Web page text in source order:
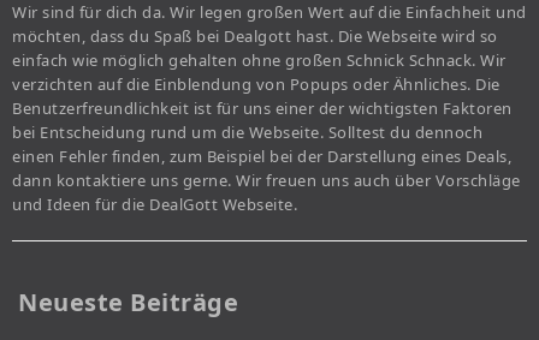
Wir sind für dich da. Wir legen großen Wert auf die Einfachheit und
möchten, dass du Spaß bei Dealgott hast. Die Webseite wird so
einfach wie möglich gehalten ohne großen Schnick Schnack. Wir
verzichten auf die Einblendung von Popups oder Ähnliches. Die
Benutzerfreundlichkeit ist für uns einer der wichtigsten Faktoren
bei Entscheidung rund um die Webseite. Solltest du dennoch
einen Fehler finden, zum Beispiel bei der Darstellung eines Deals,
dann kontaktiere uns gerne. Wir freuen uns auch über Vorschläge
und Ideen für die DealGott Webseite.
Neueste Beiträge